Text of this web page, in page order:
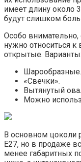
имеет длину около
будут слишком
Особо
нужно относиться
открытые. Варианты:
Шарообразные.
«Свечки».
Вытянутый
Можно
В основном цоколи
Е27, но в продаже
менее габаритных